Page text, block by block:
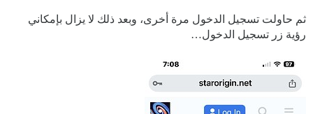
ثم حاولت تسجيل الدخول مرة أخرى، وبعد ذلك لا يزال بإمكاني
رؤية زر تسجيل الدخول…